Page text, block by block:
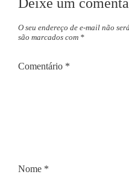
O seu endereço de e-mail não
são marcados com *
Comentário *
Nome *